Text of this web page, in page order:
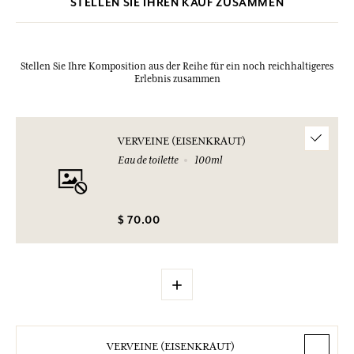
Stellen Sie Ihre Komposition aus der Reihe für ein noch reichhaltigeres
Erlebnis zusammen
VERVEINE (EISENKRAUT)
Eau de toilette
100ml
$ 70.00
+
VERVEINE (EISENKRAUT)